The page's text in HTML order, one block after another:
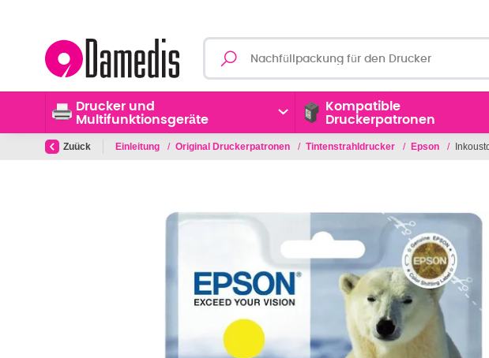
Drucker und
Multifunktionsgeräte
Kompatible
Druckerpatronen
Zuück Einleitung / Original Druckerpatronen / Tintenstrahldrucker / Epson /